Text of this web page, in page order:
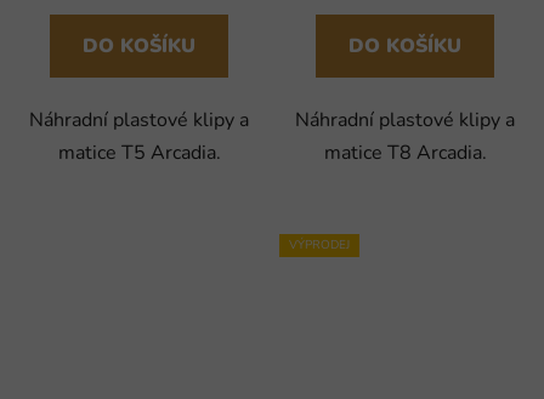
DO KOŠÍKU
Náhradní plastové klipy a
matice T5 Arcadia.
DO KOŠÍKU
Náhradní plastové klipy a
matice T8 Arcadia.
VÝPRODEJ